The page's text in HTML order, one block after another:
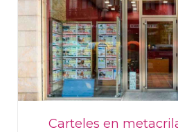
Carteles en